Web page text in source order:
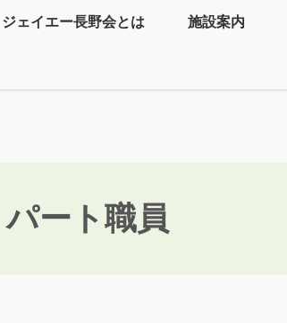
ジェイエー長野会とは 施設案内
パート職員